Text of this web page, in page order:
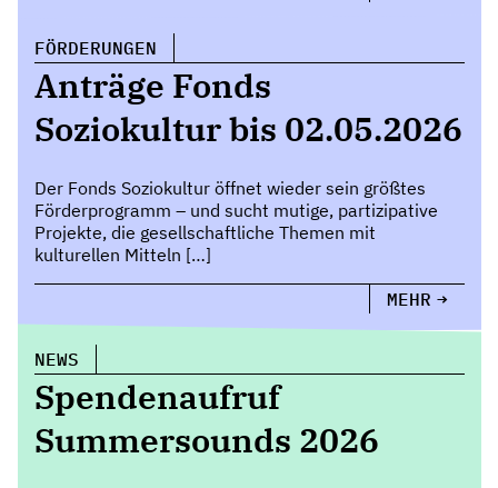
FÖRDERUNGEN
Anträge Fonds
Soziokultur bis 02.05.2026
Der Fonds Soziokultur öffnet wieder sein größtes
Förderprogramm – und sucht mutige, partizipative
Projekte, die gesellschaftliche Themen mit
kulturellen Mitteln […]
MEHR
NEWS
Spendenaufruf
Summersounds 2026